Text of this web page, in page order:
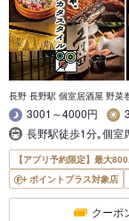
長野 長野駅 個室居酒屋 野菜
3001～4000円
長野駅徒歩1分｡個
【アプリ予約限定】最大
ポイントプラス対象店
クーポ